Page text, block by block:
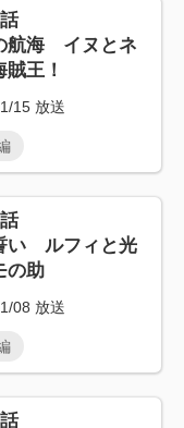
航海 イヌとネ
賊王！
15 放送
い ルフィと光
の助
08 放送